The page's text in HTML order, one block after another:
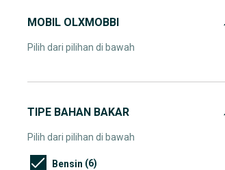
MOBIL OLXMOBBI
Pilih dari pilihan di bawah
TIPE BAHAN BAKAR
Pilih dari pilihan di bawah
Bensin (6)